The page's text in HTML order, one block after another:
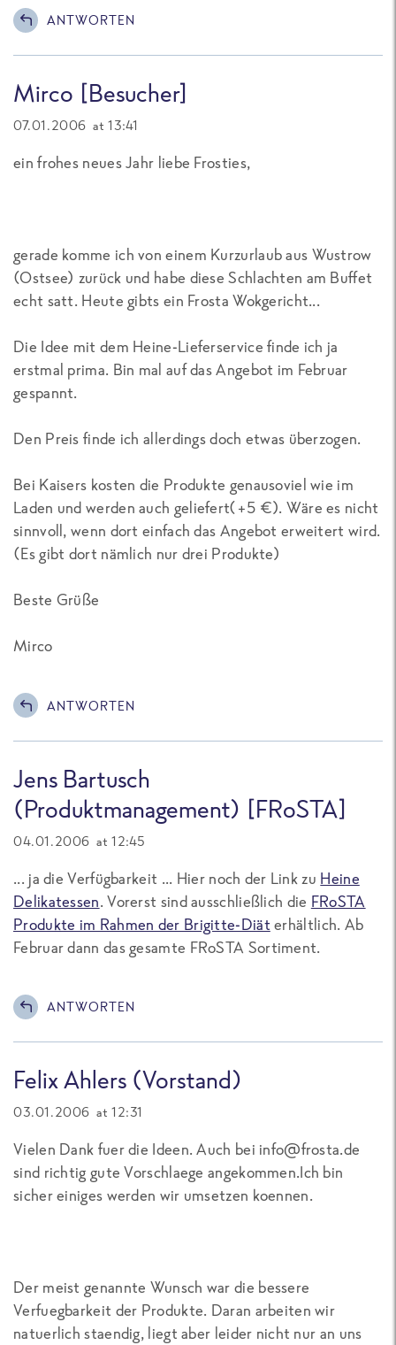
ANTWORTEN
Mirco [Besucher]
07.01.2006 at 13:41
ein frohes neues Jahr liebe Frosties,
gerade komme ich von einem Kurzurlaub aus Wustrow
(Ostsee) zurück und habe diese Schlachten am Buffet
echt satt. Heute gibts ein Frosta Wokgericht...
Die Idee mit dem Heine-Lieferservice finde ich ja
erstmal prima. Bin mal auf das Angebot im Februar
gespannt.
Den Preis finde ich allerdings doch etwas überzogen.
Bei Kaisers kosten die Produkte genausoviel wie im
Laden und werden auch geliefert(+5 €). Wäre es nicht
sinnvoll, wenn dort einfach das Angebot erweitert wird.
(Es gibt dort nämlich nur drei Produkte)
Beste Grüße
Mirco
ANTWORTEN
Jens Bartusch
(Produktmanagement) [FRoSTA]
04.01.2006 at 12:45
... ja die Verfügbarkeit ... Hier noch der Link zu Heine
Delikatessen. Vorerst sind ausschließlich die FRoSTA
Produkte im Rahmen der Brigitte-Diät erhältlich. Ab
Februar dann das gesamte FRoSTA Sortiment.
ANTWORTEN
Felix Ahlers (Vorstand)
03.01.2006 at 12:31
Vielen Dank fuer die Ideen. Auch bei info@frosta.de
sind richtig gute Vorschlaege angekommen.Ich bin
sicher einiges werden wir umsetzen koennen.
Der meist genannte Wunsch war die bessere
Verfuegbarkeit der Produkte. Daran arbeiten wir
natuerlich staendig, liegt aber leider nicht nur an uns